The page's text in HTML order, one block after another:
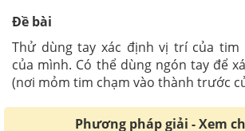
Đề bài
Thử dùng tay xác định vị trí của tim
của mình. Có thể dùng ngón tay để
(nơi mỏm tim chạm vào thành trước
Phương pháp giải - Xem